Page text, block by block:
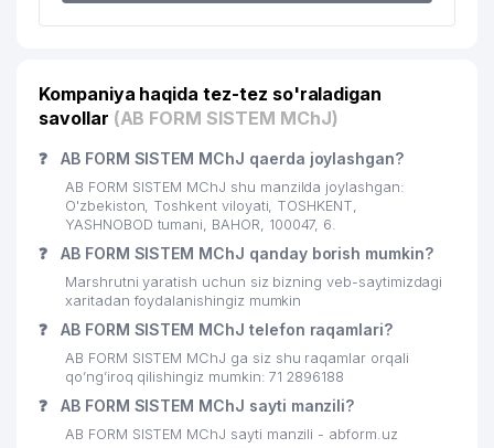
Kompaniya haqida tez-tez so'raladigan
savollar (AB FORM SISTEM MChJ)
❓ AB FORM SISTEM MChJ qaerda joylashgan?
AB FORM SISTEM MChJ shu manzilda joylashgan:
O'zbekiston, Toshkent viloyati, TOSHKENT,
YASHNOBOD tumani, BAHOR, 100047, 6.
❓ AB FORM SISTEM MChJ qanday borish mumkin?
Marshrutni yaratish uchun siz bizning veb-saytimizdagi
xaritadan foydalanishingiz mumkin
❓ AB FORM SISTEM MChJ telefon raqamlari?
AB FORM SISTEM MChJ ga siz shu raqamlar orqali
qo’ng’iroq qilishingiz mumkin: 71 2896188
❓ AB FORM SISTEM MChJ sayti manzili?
AB FORM SISTEM MChJ sayti manzili - abform.uz